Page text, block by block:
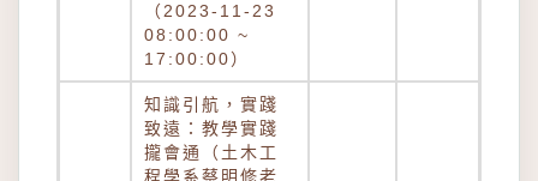
（2023-11-23
08:00:00 ~
17:00:00）
知識引航，實踐
致遠：教學實踐
攏會通（土木工
程學系蔡明修老